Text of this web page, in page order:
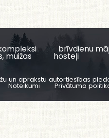
brīvdienu
muižas hosteļi
un aprakstu autortiesības
Noteikumi Privātuma